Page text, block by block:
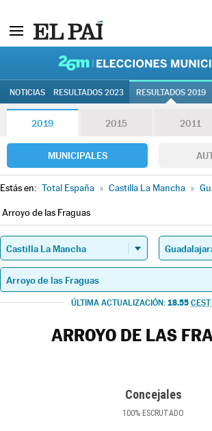
NOTICIAS RESULTADOS 2023 RESULTADOS 2019
2019 2015 2011
MUNICIPALES
Estás en: Total España » Castilla La Mancha »
Arroyo de las Fraguas
ÚLTIMA ACTUALIZACIÓN: 18.55 CEST
ARROYO DE LAS
Concejales
100% ESCRUTADO